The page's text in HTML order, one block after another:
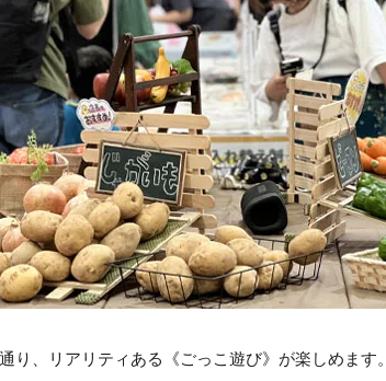
り、リアリティある《ごっこ遊び》が楽しめます。